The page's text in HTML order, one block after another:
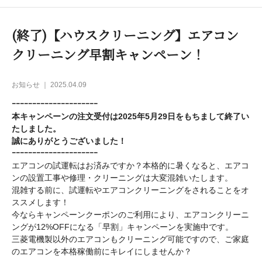
(終了)【ハウスクリーニング】エアコン
クリーニング早割キャンペーン！
お知らせ ｜ 2025.04.09
ｰｰｰｰｰｰｰｰｰｰｰｰｰｰｰｰｰｰｰｰｰ
本キャンペーンの注文受付は2025年5月29日をもちまして終了い
たしました。
誠にありがとうございました！
ｰｰｰｰｰｰｰｰｰｰｰｰｰｰｰｰｰｰｰｰｰ
エアコンの試運転はお済みですか？本格的に暑くなると、エアコ
ンの設置工事や修理・クリーニングは大変混雑いたします。
混雑する前に、試運転やエアコンクリーニングをされることをオ
ススメします！
今ならキャンペーンクーポンのご利用により、エアコンクリーニ
ングが12%OFFになる「早割」キャンペーンを実施中です。
三菱電機製以外のエアコンもクリーニング可能ですので、ご家庭
のエアコンを本格稼働前にキレイにしませんか？